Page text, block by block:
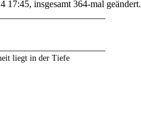
17:45, insgesamt 364-mal geändert.
liegt in der Tiefe